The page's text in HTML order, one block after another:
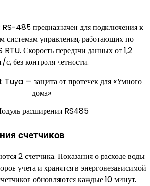
485 предназначен для подключения к
системам управления, работающих по
Скорость передачи данных от 1,2
без контроля четности.
расширения RS485
счетчиков
2 счетчика. Показания о расходе воды
учета и хранятся в энергонезависимой
обновляются каждые 10 минут.